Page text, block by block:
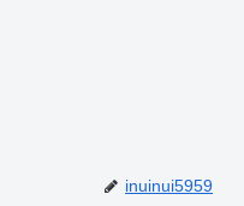
inuinui5959